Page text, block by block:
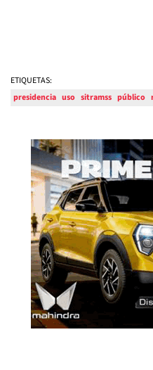
ETIQUETAS:
presidencia uso sitramss público